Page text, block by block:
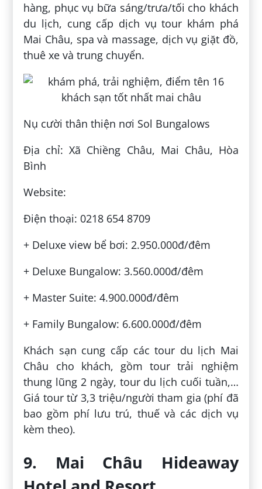
hàng, phục vụ bữa sáng/trưa/tối cho khách
du lịch, cung cấp dịch vụ tour khám phá
Mai Châu, spa và massage, dịch vụ giặt đồ,
thuê xe và trung chuyển.
Nụ cười thân thiện nơi Sol Bungalows
Địa chỉ: Xã Chiềng Châu, Mai Châu, Hòa
Bình
Website:
Điện thoại: 0218 654 8709
+ Deluxe view bể bơi: 2.950.000đ/đêm
+ Deluxe Bungalow: 3.560.000đ/đêm
+ Master Suite: 4.900.000đ/đêm
+ Family Bungalow: 6.600.000đ/đêm
Khách sạn cung cấp các tour du lịch Mai
Châu cho khách, gồm tour trải nghiệm
thung lũng 2 ngày, tour du lịch cuối tuần,…
Giá tour từ 3,3 triệu/người tham gia (phí đã
bao gồm phí lưu trú, thuế và các dịch vụ
kèm theo).
9. Mai Châu Hideaway